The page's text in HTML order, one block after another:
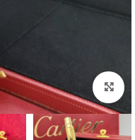
اضغط للتكبير